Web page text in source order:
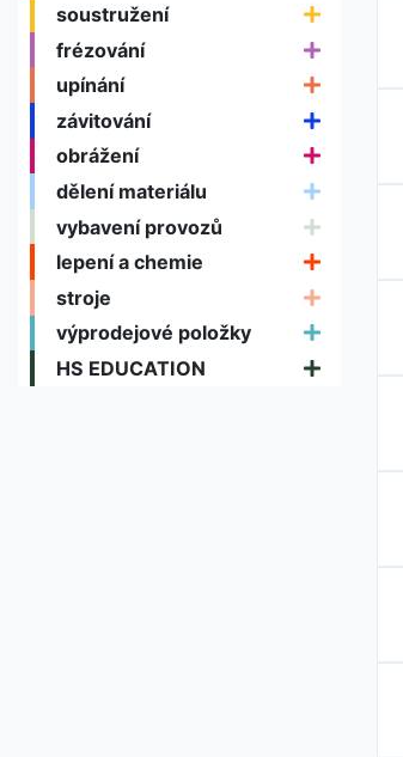
soustružení
frézování
upínání
závitování
obrážení
dělení materiálu
vybavení provozů
lepení a chemie
stroje
výprodejové položky
HS EDUCATION